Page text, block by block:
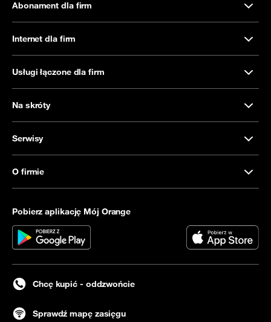
Abonament dla firm
Internet dla firm
Usługi łączone dla firm
Na skróty
Serwisy
O firmie
Pobierz aplikację Mój Orange
Chcę kupić - oddzwońcie
Sprawdź mapę zasięgu